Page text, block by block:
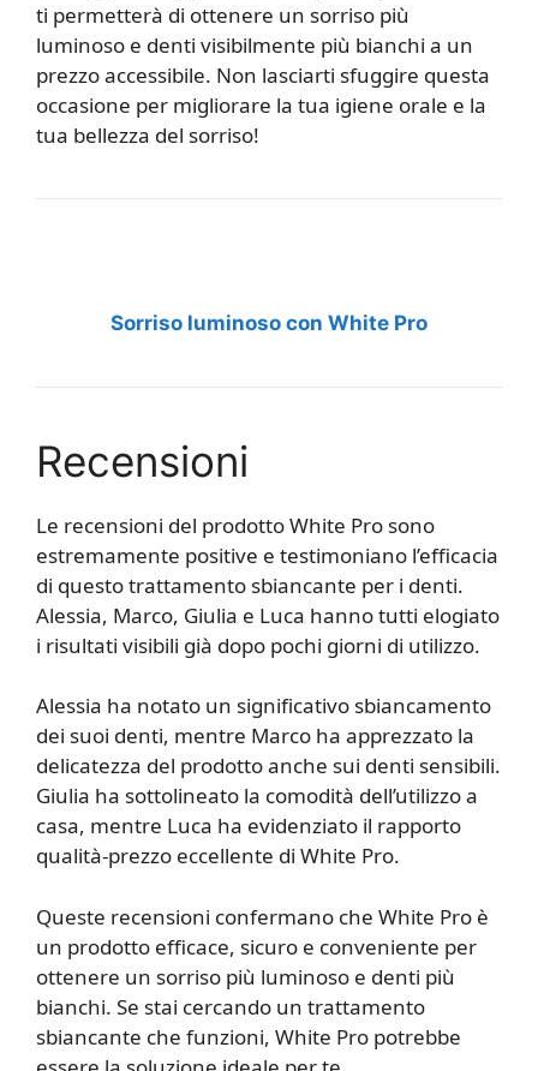
ti permetterà di ottenere un sorriso più
luminoso e denti visibilmente più bianchi a un
prezzo accessibile. Non lasciarti sfuggire questa
occasione per migliorare la tua igiene orale e la
tua bellezza del sorriso!
Sorriso luminoso con White Pro
Recensioni
Le recensioni del prodotto White Pro sono
estremamente positive e testimoniano l’efficacia
di questo trattamento sbiancante per i denti.
Alessia, Marco, Giulia e Luca hanno tutti elogiato
i risultati visibili già dopo pochi giorni di utilizzo.
Alessia ha notato un significativo sbiancamento
dei suoi denti, mentre Marco ha apprezzato la
delicatezza del prodotto anche sui denti sensibili.
Giulia ha sottolineato la comodità dell’utilizzo a
casa, mentre Luca ha evidenziato il rapporto
qualità-prezzo eccellente di White Pro.
Queste recensioni confermano che White Pro è
un prodotto efficace, sicuro e conveniente per
ottenere un sorriso più luminoso e denti più
bianchi. Se stai cercando un trattamento
sbiancante che funzioni, White Pro potrebbe